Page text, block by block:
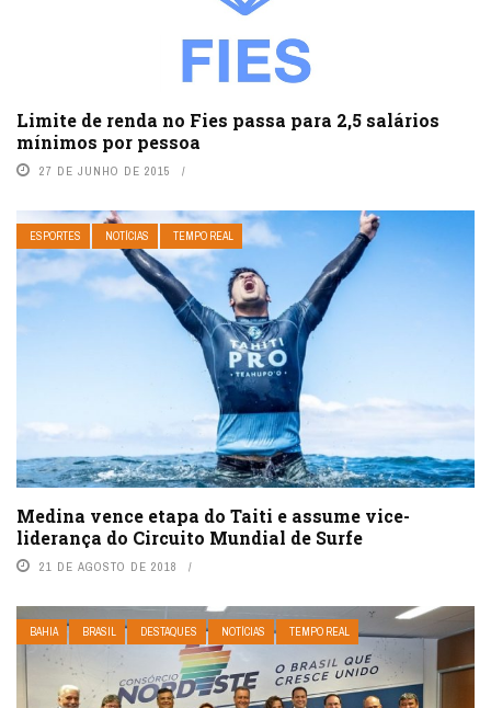
Limite de renda no Fies passa para 2,5 salários
mínimos por pessoa
27 DE JUNHO DE 2015
ESPORTES NOTÍCIAS TEMPO REAL
Medina vence etapa do Taiti e assume vice-
liderança do Circuito Mundial de Surfe
21 DE AGOSTO DE 2018
BAHIA BRASIL DESTAQUES NOTÍCIAS TEMPO REAL